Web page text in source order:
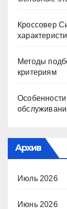
Кроссовер
Методы
критериям
Архив
Июль 2026
Июнь 2026